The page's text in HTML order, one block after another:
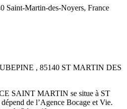
Saint-Martin-des-Noyers, France
, 85140 ST MARTIN DES
SAINT MARTIN se situe à ST
de l’Agence Bocage et Vie.